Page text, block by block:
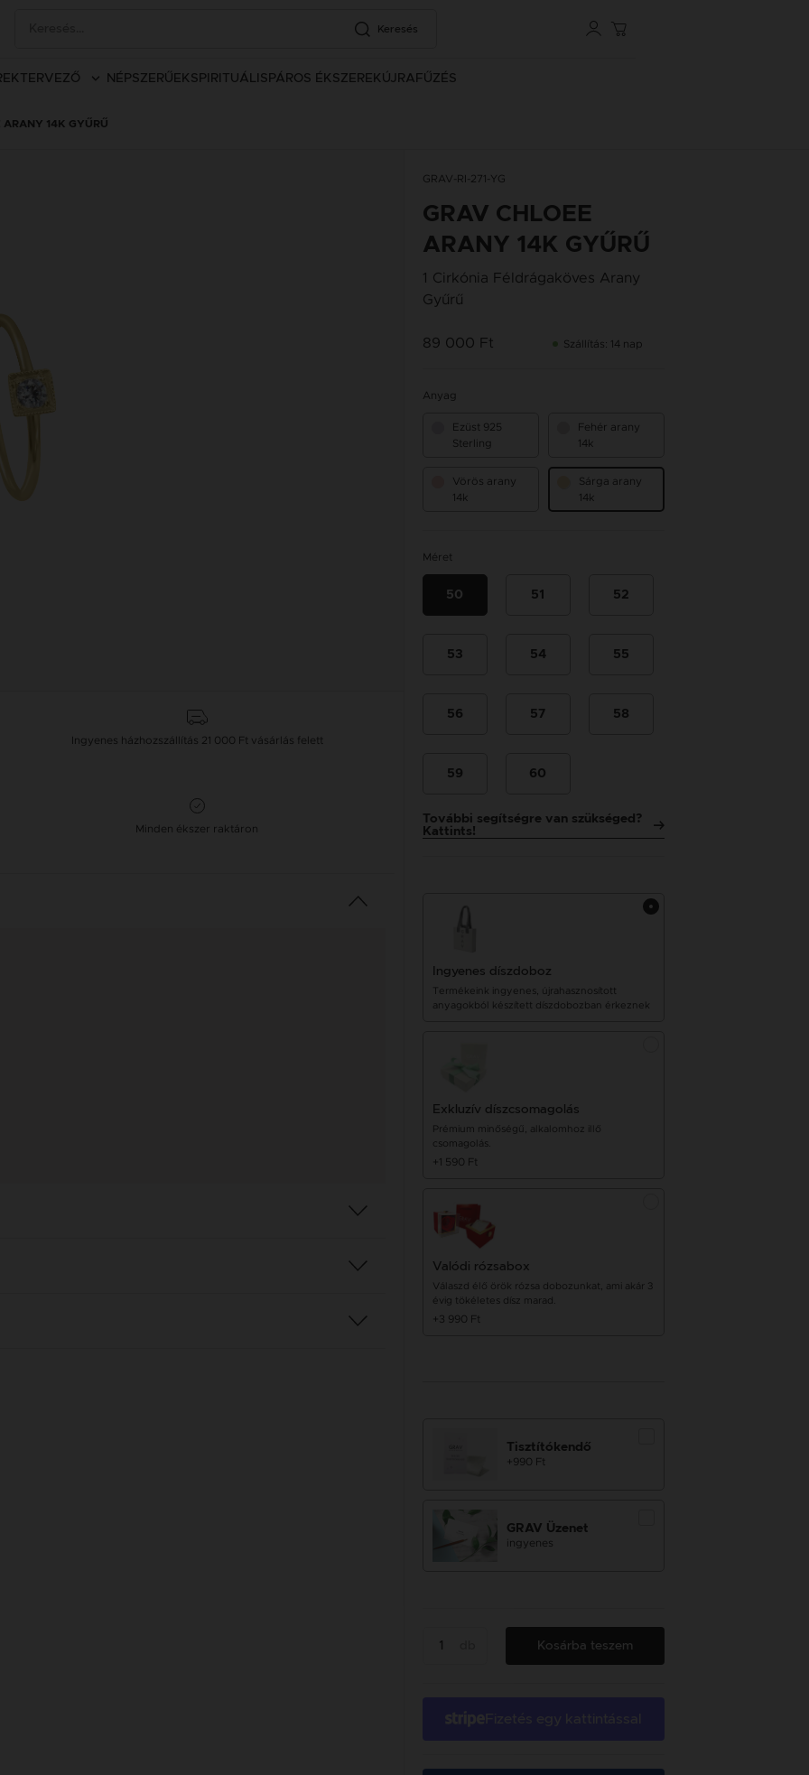
Keresés
TERVEZŐ NÉPSZERŰEK SPIRITUÁLIS PÁROS ÉKSZEREK ÚJRAFŰZÉS
ARANY 14K GYŰRŰ
Ingyenes házhozszállítás 21 000 Ft vásárlás felett
Minden ékszer raktáron
GRAV-RI-271-YG
GRAV CHLOEE
ARANY 14K GYŰRŰ
1 Cirkónia Féldrágaköves Arany
Gyűrű
89 000 Ft Szállítás: 14 nap
Anyag
Ezüst 925
Sterling
Fehér arany
14k
Vörös arany
14k
Sárga arany
14k
Méret
50 51 52
53 54 55
56 57 58
59 60
További segítségre van szükséged?
Kattints!
Ingyenes díszdoboz
Termékeink ingyenes, újrahasznosított
anyagokból készített díszdobozban érkeznek
Exkluzív díszcsomagolás
Prémium minőségű, alkalomhoz illő
csomagolás.
+1 590 Ft
Valódi rózsabox
Válaszd élő örök rózsa dobozunkat, ami akár 3
évig tökéletes dísz marad.
+3 990 Ft
Tisztítókendő
+990 Ft
GRAV Üzenet
ingyenes
Kosárba teszem